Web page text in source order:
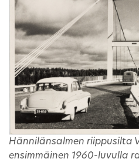
Hännilänsalmen riippusilta
ensimmäinen 1960-luvulla